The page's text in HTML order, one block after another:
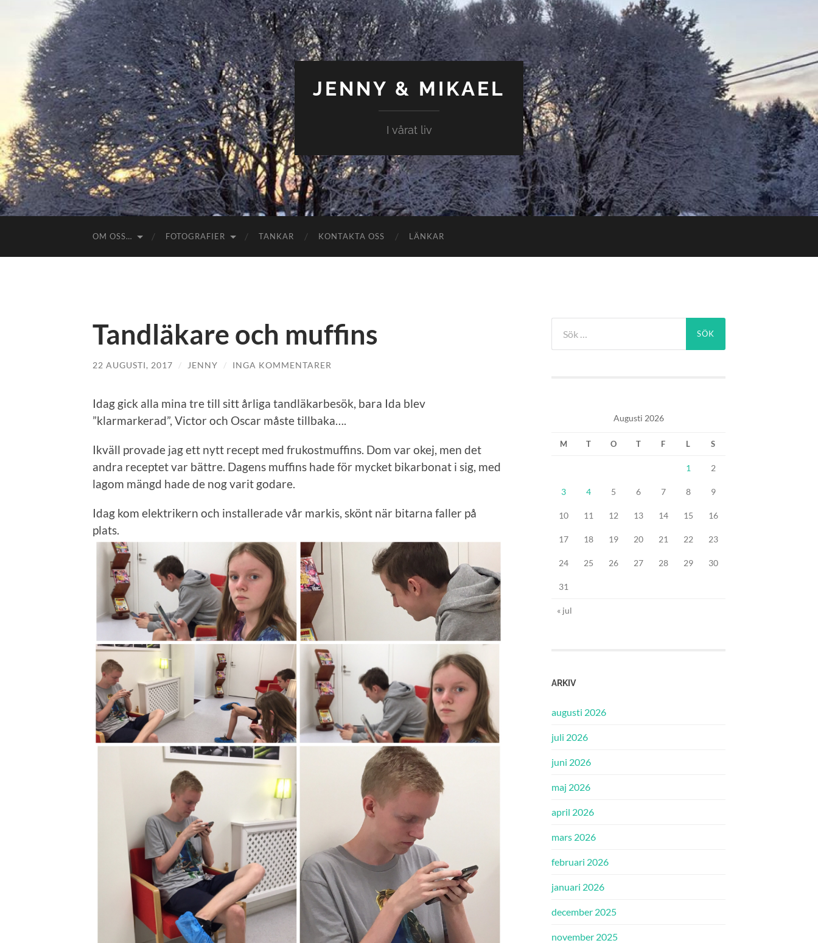
JENNY & MIKAEL
I vårat liv
OM OSS… FOTOGRAFIER TANKAR KONTAKTA OSS LÄNKAR
Tandläkare och muffins
22 AUGUSTI, 2017 / JENNY / INGA KOMMENTARER
Idag gick alla mina tre till sitt årliga tandläkarbesök, bara Ida blev
”klarmarkerad”, Victor och Oscar måste tillbaka….
Ikväll provade jag ett nytt recept med frukostmuffins. Dom var okej, men det
andra receptet var bättre. Dagens muffins hade för mycket bikarbonat i sig, med
lagom mängd hade de nog varit godare.
Idag kom elektrikern och installerade vår markis, skönt när bitarna faller på
plats.
efter:
Augusti 2026
M T O T F L S
1 2
3 4 5 6 7 8 9
10 11 12 13 14 15 16
17 18 19 20 21 22 23
24 25 26 27 28 29 30
31
« jul
ARKIV
augusti 2026
juli 2026
juni 2026
maj 2026
april 2026
mars 2026
februari 2026
januari 2026
december 2025
november 2025